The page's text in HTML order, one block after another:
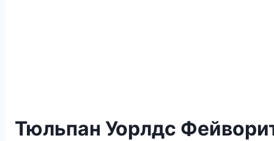
Тюльпан Уорлдс